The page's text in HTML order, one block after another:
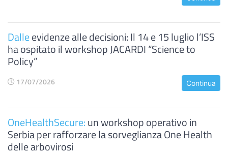
Dalleevidenze alle decisioni: Il 14 e 15 luglio l’ISS
ha ospitato il workshop JACARDI “Science to
Policy”
17/07/2026 Continua
OneHealthSecure:un workshop operativo in
Serbia per rafforzare la sorveglianza One Health
delle arbovirosi